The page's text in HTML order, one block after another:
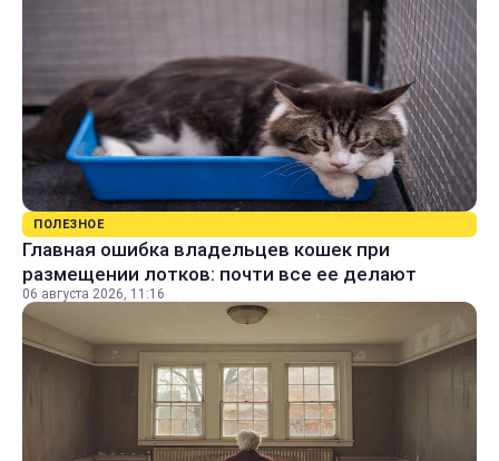
ПОЛЕЗНОЕ
Главная ошибка владельцев кошек при
размещении лотков: почти все ее делают
06 августа 2026, 11:16